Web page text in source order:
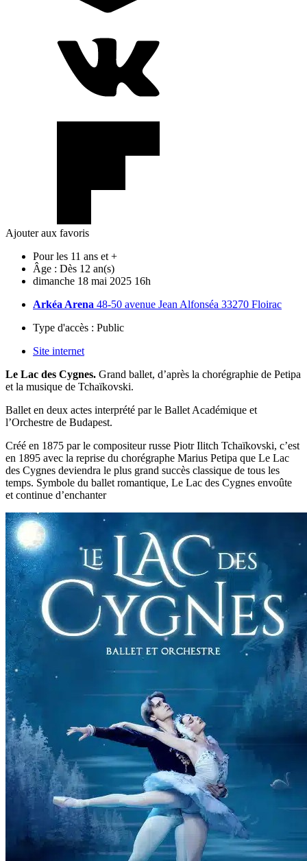
Ajouter aux favoris
Pour les 11 ans et +
Âge : Dès 12 an(s)
dimanche 18 mai 2025 16h
Arkéa Arena 48-50 avenue Jean Alfonséa 33270 Floirac
Type d'accès : Public
Site internet
Le Lac des Cygnes. Grand ballet, d’après la chorégraphie de Petipa
et la musique de Tchaïkovski.
Ballet en deux actes interprété par le Ballet Académique et
l’Orchestre de Budapest.
Créé en 1875 par le compositeur russe Piotr Ilitch Tchaïkovski, c’est
en 1895 avec la reprise du chorégraphe Marius Petipa que Le Lac
des Cygnes deviendra le plus grand succès classique de tous les
temps. Symbole du ballet romantique, Le Lac des Cygnes envoûte
et continue d’enchanter